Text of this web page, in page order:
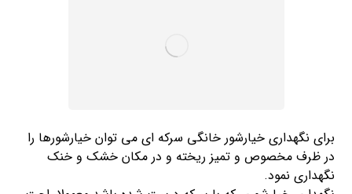
برای نگهداری خیارشور خانگی سرکه ای می توان خیارشورها را
در ظرف مخصوص و تمیز ریخته و در مکان خشک و خنک
نگهداری نمود.